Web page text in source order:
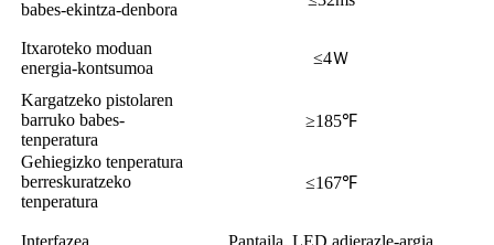
babes-ekintza-denbora
Itxaroteko moduan
energia-kontsumoa
≤4Ｗ
Kargatzeko pistolaren
barruko babes-
tenperatura
≥185℉
Gehiegizko tenperatura
berreskuratzeko
tenperatura
≤167℉
Interfazea Pantaila, LED adierazle-argia